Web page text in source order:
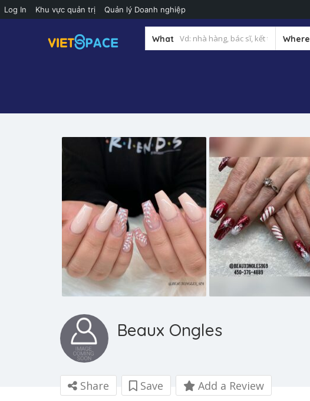
Log In Khu vực quản trị Quản lý Doanh nghiệp
What Where
Beaux Ongles
Share Save Add a Review